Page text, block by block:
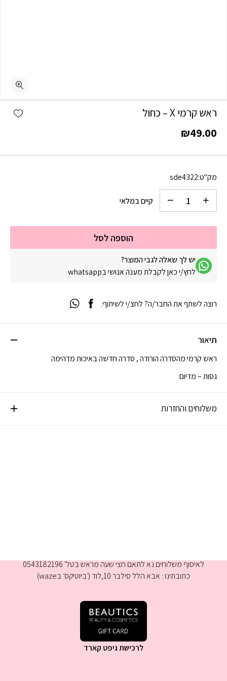
ראש קרמי X – כחול
₪49.00
מק"ט:sde4322
קיים במלאי
הוספה לסל
יש לך שאלה לגבי המוצר?
לחץ/י כאן לקבלת מענה אנושי בwhatsapp
תיאור
ראש קרמי מהסדרה הורודה , סדרה חדשה באיכות מדהימה
גסות – מדיום
משלוחים והחזרות
רוצה לשתף את החבר/ה? לחצ/י לשיתוף:
לאיסוף משלוחים נא לתאם חצי שעה מראש בטל' 0543182196
כתובתינו : אבא הלל סילבר 10,לוד (׳ביוטיקס׳ בwaze)
לרכישת גיפט קארד